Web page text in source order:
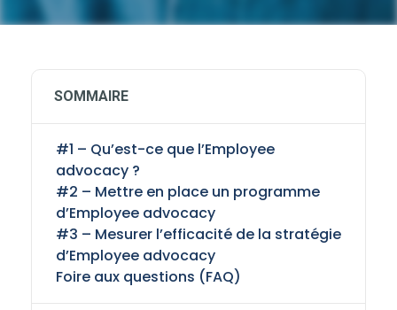
SOMMAIRE
#1 – Qu’est-ce que l’Employee
advocacy ?
#2 – Mettre en place un programme
d’Employee advocacy
#3 – Mesurer l’efficacité de la stratégie
d’Employee advocacy
Foire aux questions (FAQ)